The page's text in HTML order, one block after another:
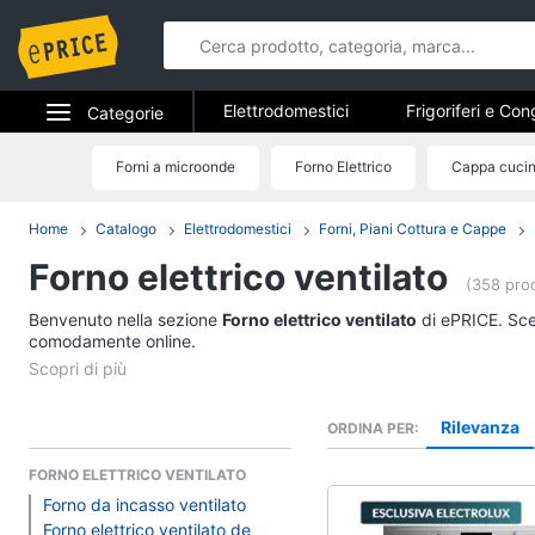
Categorie
Elettrodomestici
Telefonia
Tv e Home Cinema
Smart home
Audio e musica
Frigoriferi e
Cantinetta Vino
Vedi tutti
Elettrodomestici da
Elettrodomestici Frigoriferi e
Forni a microonde Forno Elettrico Cappa
Home Catalogo Elettrodomestici Forni, Piani Cottura e Cappe
Forno elettrico ventilato (358
Benvenuto nella sezione Forno elettrico ventilato di ePRICE.
comodamente online.
FORNO ELETTRICO VENTILATO
Forno da incasso ventilato
Forno elettrico ventilato de
ORDINA PER Rilevanza